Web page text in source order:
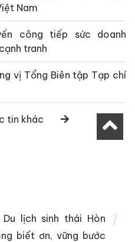
Nam
công tiếp sức doanh
tranh
vị Tổng Biên tập Tạp chí
tin khác
Du lịch sinh thái Hòn
biết ơn, vững bước